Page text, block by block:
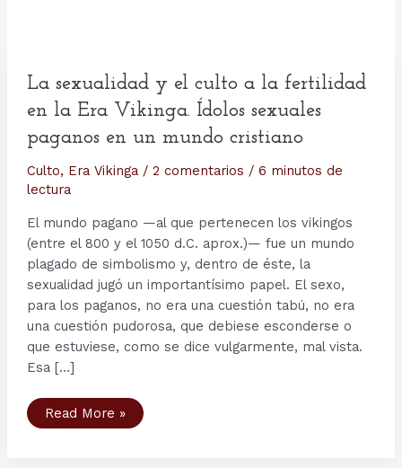
La sexualidad y el culto a la fertilidad
en la Era Vikinga. Ídolos sexuales
paganos en un mundo cristiano
Culto, Era Vikinga/ 2 comentarios / 6 minutos de
lectura
El mundo pagano —al que pertenecen los vikingos
(entre el 800 y el 1050 d.C. aprox.)— fue un mundo
plagado de simbolismo y, dentro de éste, la
sexualidad jugó un importantísimo papel. El sexo,
para los paganos, no era una cuestión tabú, no era
una cuestión pudorosa, que debiese esconderse o
que estuviese, como se dice vulgarmente, mal vista.
Esa […]
La
sexualidad
Read More »